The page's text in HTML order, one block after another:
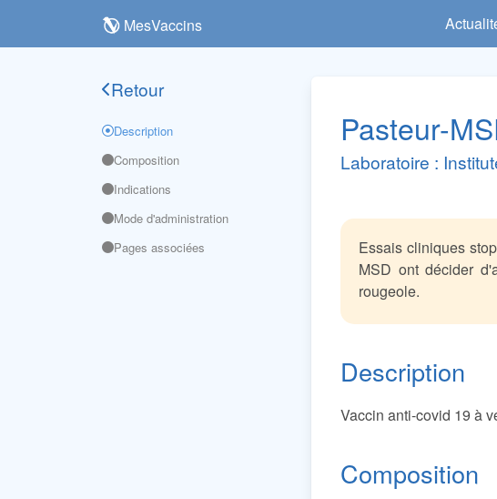
MesVaccins
Retour
Description
Composition
Indications
Mode d'administration
Pages associées
Pasteur-
Laboratoire :
Essais cliniques
MSD ont décider
rougeole.
Description
Vaccin anti-covid 19 à
Composition